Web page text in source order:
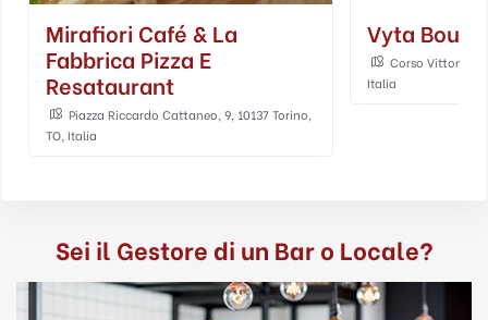
Mirafiori Café & La
Fabbrica Pizza E
Resataurant
Piazza Riccardo Cattaneo, 9, 10137 Torino,
TO, Italia
Vyta
Corso Vittorio
Italia
Sei il Gestore di un Bar o Locale?